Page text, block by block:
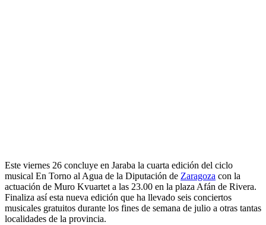
Este viernes 26 concluye en Jaraba la cuarta edición del ciclo
musical En Torno al Agua de la Diputación de Zaragoza con la
actuación de Muro Kvuartet a las 23.00 en la plaza Afán de Rivera.
Finaliza así esta nueva edición que ha llevado seis conciertos
musicales gratuitos durante los fines de semana de julio a otras tantas
localidades de la provincia.